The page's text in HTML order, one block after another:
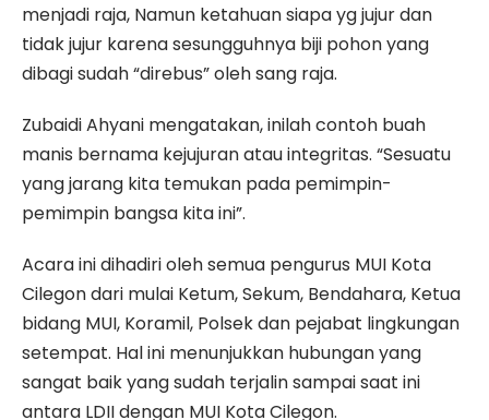
menjadi raja, Namun ketahuan siapa yg jujur dan
tidak jujur karena sesungguhnya biji pohon yang
dibagi sudah “direbus” oleh sang raja.
Zubaidi Ahyani mengatakan, inilah contoh buah
manis bernama kejujuran atau integritas. “Sesuatu
yang jarang kita temukan pada pemimpin-
pemimpin bangsa kita ini”.
Acara ini dihadiri oleh semua pengurus MUI Kota
Cilegon dari mulai Ketum, Sekum, Bendahara, Ketua
bidang MUI, Koramil, Polsek dan pejabat lingkungan
setempat. Hal ini menunjukkan hubungan yang
sangat baik yang sudah terjalin sampai saat ini
antara LDII dengan MUI Kota Cilegon.